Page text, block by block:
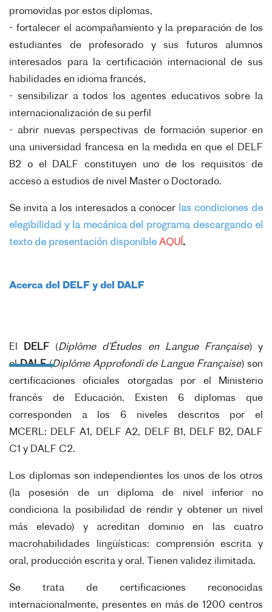
promovidas por estos diplomas,
- fortalecer el acompañamiento y la preparación de los
estudiantes de profesorado y sus futuros alumnos
interesados para la certificación internacional de sus
habilidades en idioma francés,
- sensibilizar a todos los agentes educativos sobre la
internacionalización de su perfil
- abrir nuevas perspectivas de formación superior en
una universidad francesa en la medida en que el DELF
B2 o el DALF constituyen uno de los requisitos de
acceso a estudios de nivel Master o Doctorado.
Se invita a los interesados a conocer
las condiciones de
elegibilidad y la mecánica del programa descargando el
texto de presentación disponible AQUÍ .
Acerca del DELF y del DALF
El DELF (Diplôme d’Études en Langue Française)y
elDALF (Diplôme Approfondi de Langue Française) son
certificaciones oficiales otorgadas por el Ministerio
francés de Educación. Existen 6 diplomas que
corresponden a los 6 niveles descritos por el
MCERL: DELF A1, DELF A2, DELF B1, DELF B2, DALF
C1 y DALF C2.
Los diplomas son independientes los unos de los otros
(la posesión de un diploma de nivel inferior no
condiciona la posibilidad de rendir y obtener un nivel
más elevado) y acreditan dominio en las cuatro
macrohabilidades lingüísticas: comprensión escrita y
oral, producción escrita y oral. Tienen validez ilimitada.
Se trata de certificaciones reconocidas
internacionalmente, presentes en más de 1200 centros